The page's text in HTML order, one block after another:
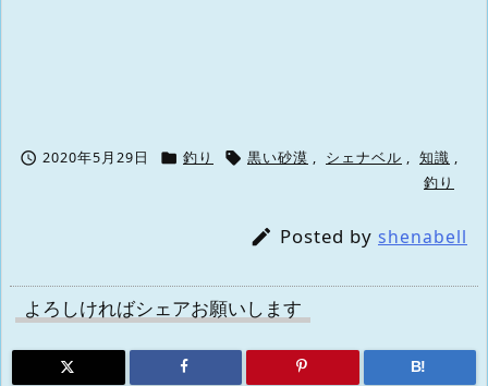
 2020年5月29日  釣り  黒い砂漠 , シェナベル , 知識 ,
釣り
 Posted by shenabell
よろしければシェアお願いします
B!